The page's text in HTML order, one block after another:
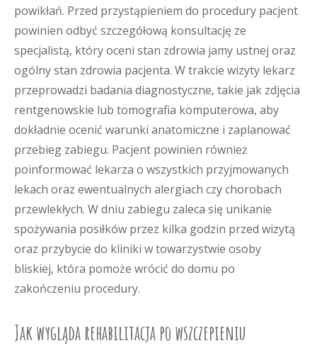
powikłań. Przed przystąpieniem do procedury pacjent
powinien odbyć szczegółową konsultację ze
specjalistą, który oceni stan zdrowia jamy ustnej oraz
ogólny stan zdrowia pacjenta. W trakcie wizyty lekarz
przeprowadzi badania diagnostyczne, takie jak zdjęcia
rentgenowskie lub tomografia komputerowa, aby
dokładnie ocenić warunki anatomiczne i zaplanować
przebieg zabiegu. Pacjent powinien również
poinformować lekarza o wszystkich przyjmowanych
lekach oraz ewentualnych alergiach czy chorobach
przewlekłych. W dniu zabiegu zaleca się unikanie
spożywania posiłków przez kilka godzin przed wizytą
oraz przybycie do kliniki w towarzystwie osoby
bliskiej, która pomoże wrócić do domu po
zakończeniu procedury.
Jak wygląda rehabilitacja po wszczepieniu